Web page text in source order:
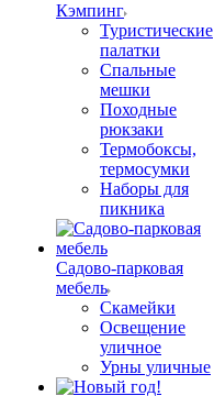
Кэмпинг
Туристические
палатки
Спальные
мешки
Походные
рюкзаки
Термобоксы,
термосумки
Наборы для
пикника
Садово-парковая
мебель
Скамейки
Освещение
уличное
Урны уличные